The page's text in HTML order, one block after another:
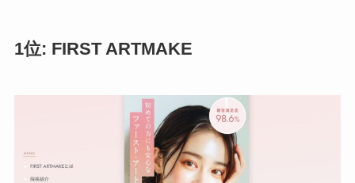
1位: FIRST ARTMAKE